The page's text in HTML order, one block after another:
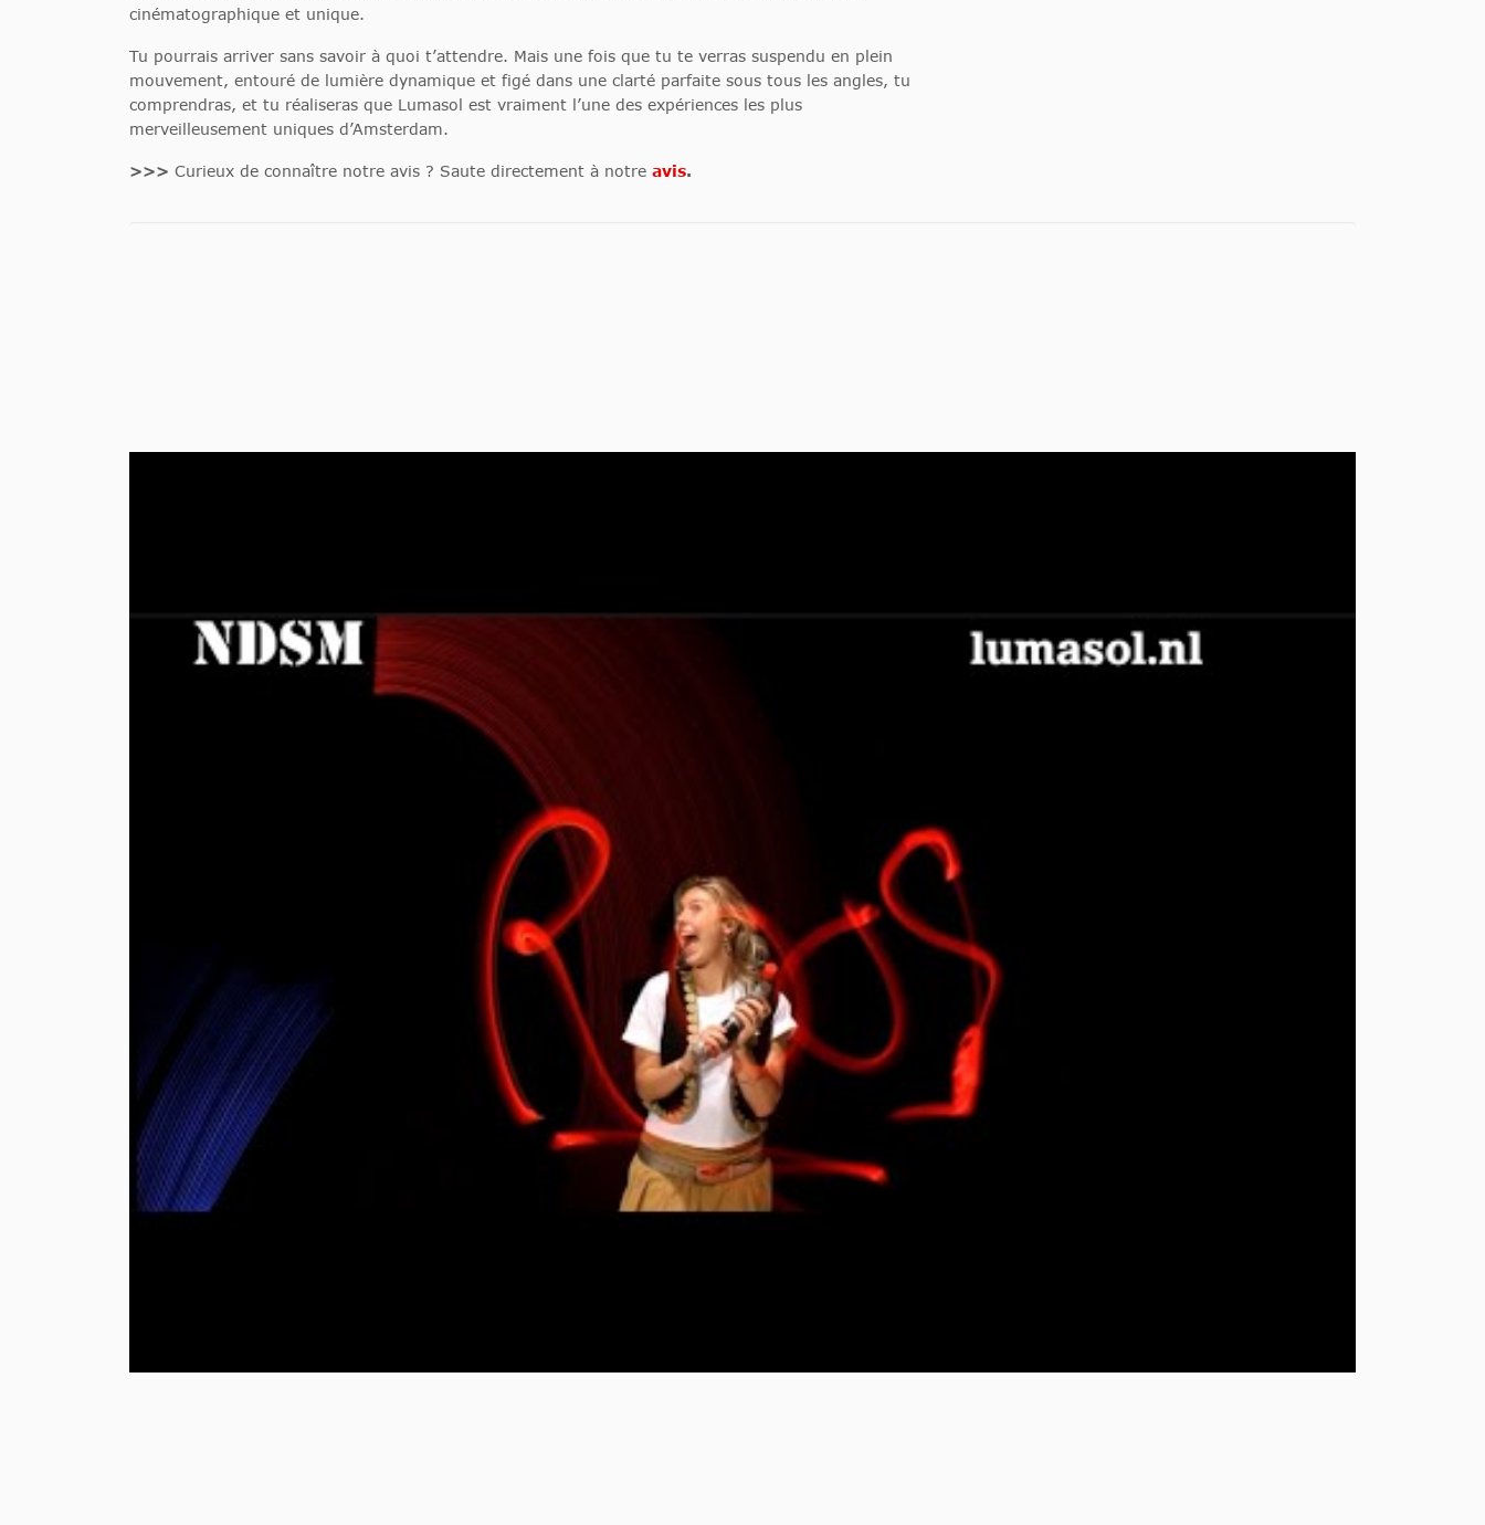
cinématographique et unique.
Tu pourrais arriver sans savoir à quoi t’attendre. Mais une fois que tu te verras suspendu en plein
mouvement, entouré de lumière dynamique et figé dans une clarté parfaite sous tous les angles, tu
comprendras, et tu réaliseras que Lumasol est vraiment l’une des expériences les plus
merveilleusement uniques d’Amsterdam.
>>> Curieux de connaître notre avis ? Saute directement à notre avis.